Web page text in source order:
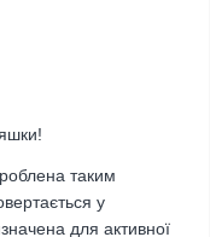
таким
у
для активної